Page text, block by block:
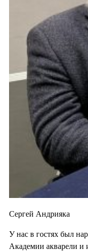
Сергей Андрияка
У нас в гостях был
Академии акварели и